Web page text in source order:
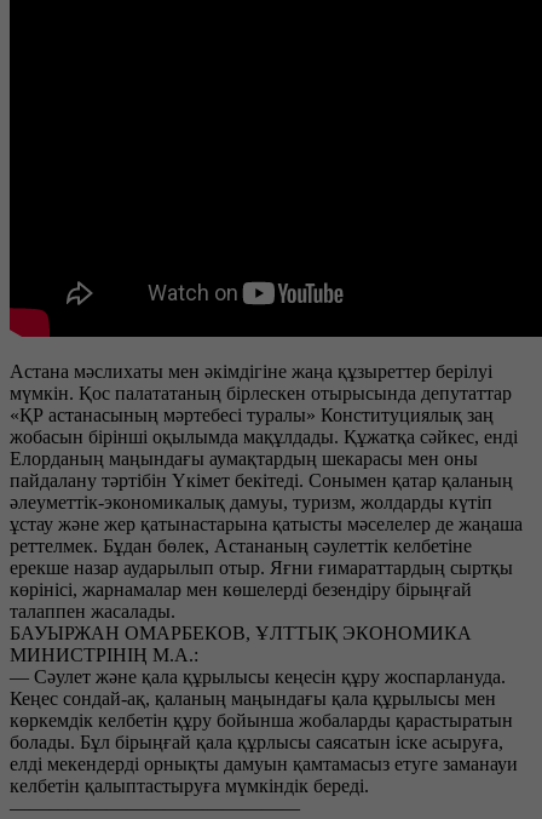
Астана мәслихаты мен әкімдігіне жаңа құзыреттер берілуі
мүмкін. Қос палататаның бірлескен отырысында депутаттар
«ҚР астанасының мәртебесі туралы» Конституциялық заң
жобасын бірінші оқылымда мақұлдады. Құжатқа сәйкес, енді
Елорданың маңындағы аумақтардың шекарасы мен оны
пайдалану тәртібін Үкімет бекітеді. Сонымен қатар қаланың
әлеуметтік-экономикалық дамуы, туризм, жолдарды күтіп
ұстау және жер қатынастарына қатысты мәселелер де жаңаша
реттелмек. Бұдан бөлек, Астананың сәулеттік келбетіне
ерекше назар аударылып отыр. Яғни ғимараттардың сыртқы
көрінісі, жарнамалар мен көшелерді безендіру бірыңғай
талаппен жасалады.
БАУЫРЖАН ОМАРБЕКОВ, ҰЛТТЫҚ ЭКОНОМИКА
МИНИСТРІНІҢ М.А.:
— Сәулет және қала құрылысы кеңесін құру жоспарлануда.
Кеңес сондай-ақ, қаланың маңындағы қала құрылысы мен
көркемдік келбетін құру бойынша жобаларды қарастыратын
болады. Бұл бірыңғай қала құрлысы саясатын іске асыруға,
елді мекендерді орнықты дамуын қамтамасыз етуге заманауи
келбетін қалыптастыруға мүмкіндік береді.
———————————————